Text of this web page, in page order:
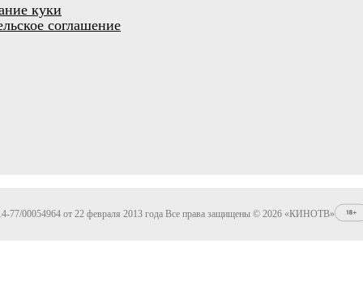
куки
соглашение
00054964 от 22 февраля 2013 года Все права защищены © 2026 «КИНОТВ»